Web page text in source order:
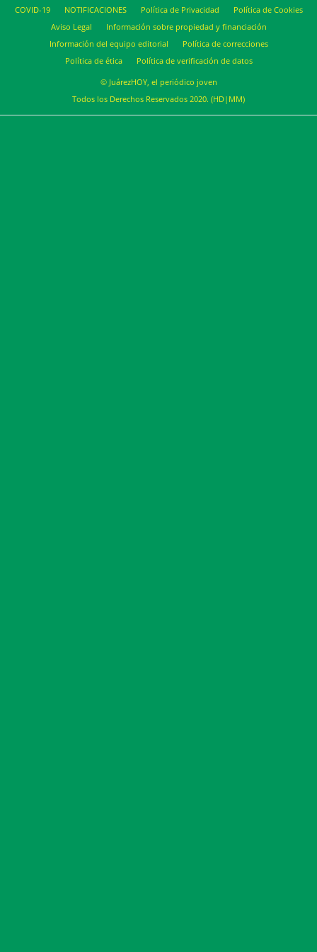
COVID-19 NOTIFICACIONES Política de Privacidad
Política de Cookies
Aviso Legal
Información sobre propiedad y financiación
Información del equipo editorial
Política de correcciones
Política de ética
Política de verificación de datos
© JuárezHOY, el periódico joven
Todos los Derechos Reservados 2020. (HD|MM)